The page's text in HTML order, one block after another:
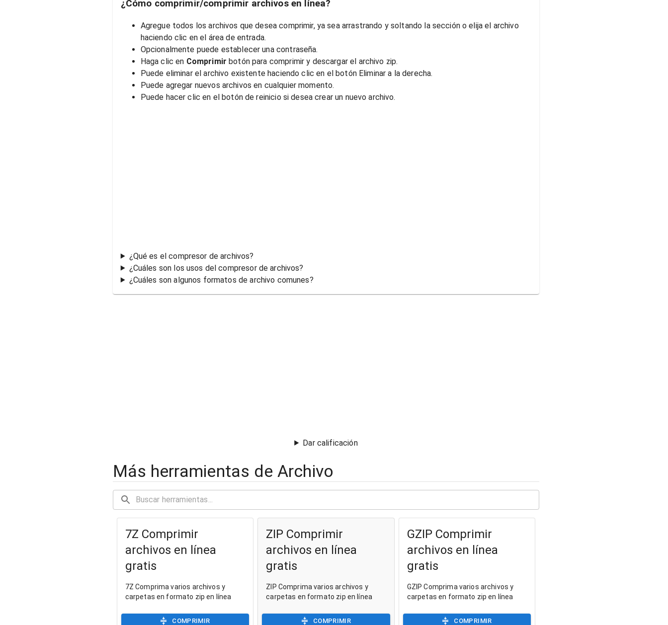
¿Cómo comprimir/comprimir archivos en línea?
Agregue todos los archivos que desea comprimir, ya sea arrastrando y soltando la sección o elija el archivo
haciendo clic en el área de entrada.
Opcionalmente puede establecer una contraseña.
Haga clic en Comprimir botón para comprimir y descargar el archivo zip.
Puede eliminar el archivo existente haciendo clic en el botón Eliminar a la derecha.
Puede agregar nuevos archivos en cualquier momento.
Puede hacer clic en el botón de reinicio si desea crear un nuevo archivo.
¿Qué es el compresor de archivos?
¿Cuáles son los usos del compresor de archivos?
¿Cuáles son algunos formatos de archivo comunes?
Dar calificación
Más herramientas de Archivo
7Z Comprimir
archivos en línea
gratis
7Z Comprima varios archivos y
carpetas en formato zip en línea
COMPRIMIR
ZIP Comprimir
archivos en línea
gratis
ZIP Comprima varios archivos y
carpetas en formato zip en línea
COMPRIMIR
GZIP Comprimir
archivos en línea
gratis
GZIP Comprima varios archivos y
carpetas en formato zip en línea
COMPRIMIR